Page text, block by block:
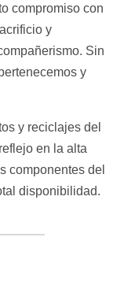
compromiso con
y
Sin
y
y reciclajes del
en la alta
componentes del
disponibilidad.